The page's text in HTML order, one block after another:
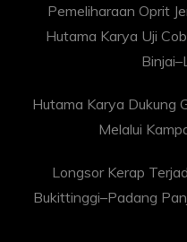
Pemeliharaan Oprit
Hutama Karya Uji
Hutama Karya Dukung
Melalui
Longsor Kerap
Bukittinggi–Padang